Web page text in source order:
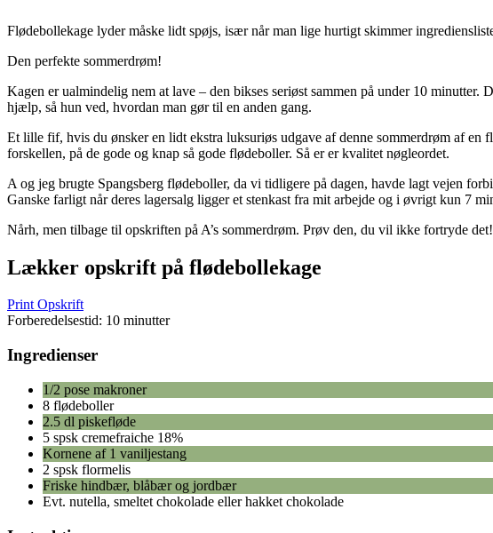
Flødebollekage lyder måske lidt spøjs, især når man lige hurtigt skimmer
Den perfekte sommerdrøm!
Kagen er ualmindelig nem at lave – den bikses seriøst sammen på under 10
hjælp, så hun ved, hvordan man gør til en anden gang.
Et lille fif, hvis du ønsker en lidt ekstra luksuriøs udgave af denne sommerdrøm af
forskellen, på de gode og knap så gode flødeboller. Så er er kvalitet nøgleordet.
A og jeg brugte Spangsberg flødeboller, da vi tidligere på dagen, havde lagt vejen
Ganske farligt når deres lagersalg ligger et stenkast fra mit arbejde og i øvrigt kun 7
Nårh, men tilbage til opskriften på A’s sommerdrøm. Prøv den, du vil ikke fortryde det!
Lækker opskrift på flødebollekage
Print Opskrift
Forberedelsestid: 10 minutter
Ingredienser
1/2 pose makroner
8 flødeboller
2.5 dl piskefløde
5 spsk cremefraiche 18%
Kornene af 1 vaniljestang
2 spsk flormelis
Friske hindbær, blåbær og jordbær
Evt. nutella, smeltet chokolade eller hakket chokolade